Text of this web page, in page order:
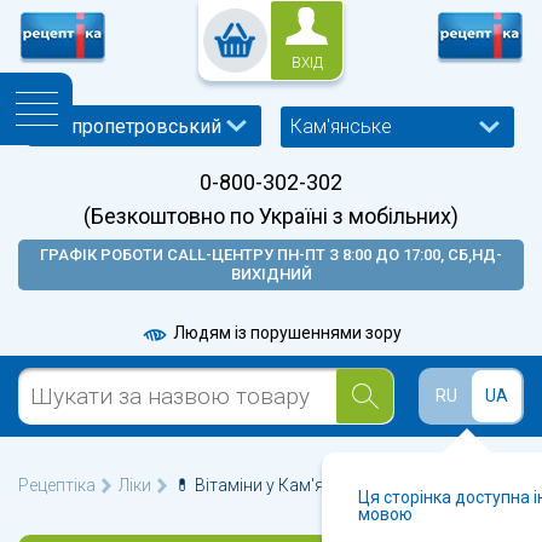
ВХІД
Кам'янське
0-800-302-302
(Безкоштовно по Україні з мобільних)
ГРАФІК РОБОТИ CALL-ЦЕНТРУ ПН-ПТ З 8:00 ДО 17:00, СБ,НД-
ВИХІДНИЙ
Людям із порушеннями зору
RU UA
Ця сторінка доступна
мовою
Рецептіка Ліки 💊 Вітаміни у Кам'янському 🩺